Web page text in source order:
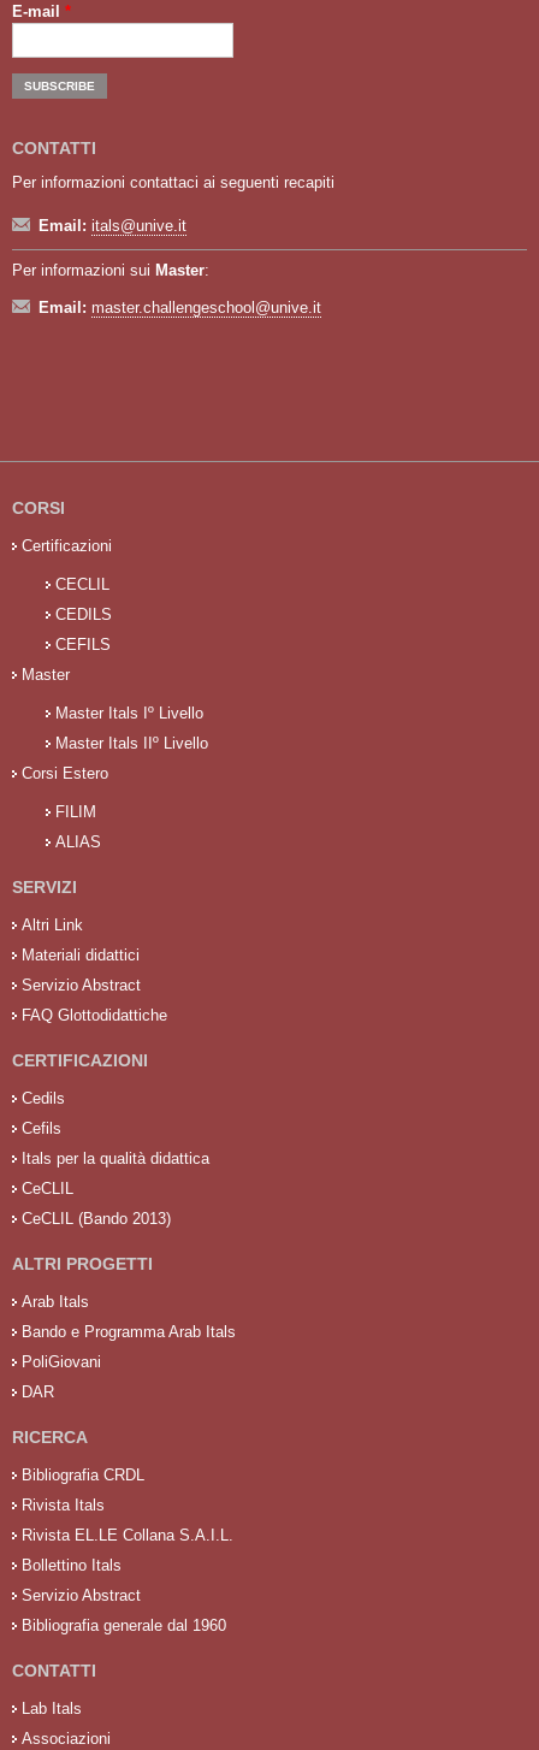
E-mail *
CONTATTI
Per informazioni contattaci ai seguenti recapiti
Email: itals@unive.it
Per informazioni sui Master:
Email: master.challengeschool@unive.it
CORSI
Certificazioni
CECLIL
CEDILS
CEFILS
Master
Master Itals Iº Livello
Master Itals IIº Livello
Corsi Estero
FILIM
ALIAS
SERVIZI
Altri Link
Materiali didattici
Servizio Abstract
FAQ Glottodidattiche
CERTIFICAZIONI
Cedils
Cefils
Itals per la qualità didattica
CeCLIL
CeCLIL (Bando 2013)
ALTRI PROGETTI
Arab Itals
Bando e Programma Arab Itals
PoliGiovani
DAR
RICERCA
Bibliografia CRDL
Rivista Itals
Rivista EL.LE Collana S.A.I.L.
Bollettino Itals
Servizio Abstract
Bibliografia generale dal 1960
CONTATTI
Lab Itals
Associazioni